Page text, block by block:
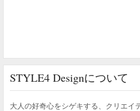
STYLE4 Designについて
大人の好奇心をシゲキする、クリエイ